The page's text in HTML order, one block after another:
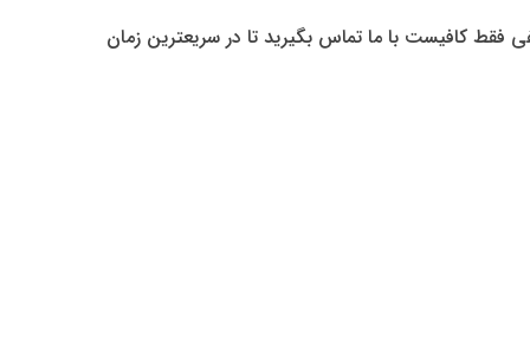
کافیست با ما تماس بگیرید تا در سریعترین زمان